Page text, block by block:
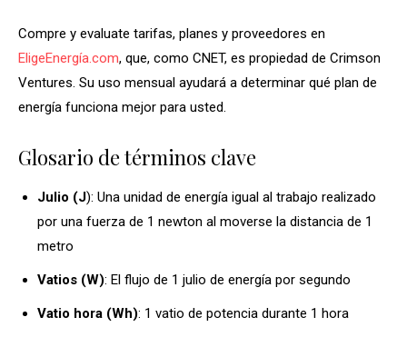
Compre y evaluate tarifas, planes y proveedores en
EligeEnergía.com, que, como CNET, es propiedad de Crimson
Ventures. Su uso mensual ayudará a determinar qué plan de
energía funciona mejor para usted.
Glosario de términos clave
Julio (J): Una unidad de energía igual al trabajo realizado
por una fuerza de 1 newton al moverse la distancia de 1
metro
Vatios (W): El flujo de 1 julio de energía por segundo
Vatio hora (Wh): 1 vatio de potencia durante 1 hora